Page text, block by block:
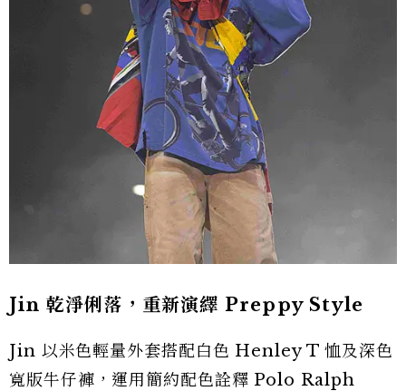
Jin 乾淨俐落，重新演繹 Preppy Style
Jin 以米色輕量外套搭配白色 Henley T 恤及深色
寬版牛仔褲，運用簡約配色詮釋 Polo Ralph